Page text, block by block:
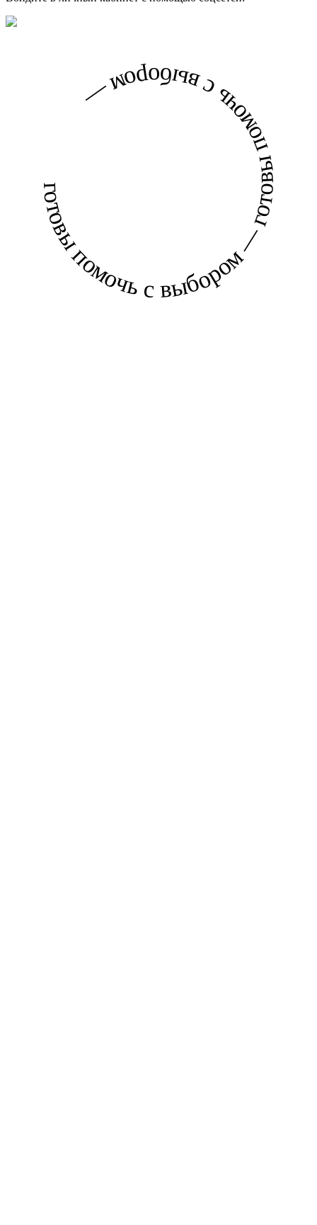
готовы помочь с выбором — готовы помочь с выбором —